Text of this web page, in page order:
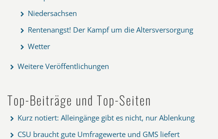
Niedersachsen
Rentenangst! Der Kampf um die Altersversorgung
Wetter
Weitere Veröffentlichungen
Top-Beiträge und Top-Seiten
Kurz notiert: Alleingänge gibt es nicht, nur Ablenkung
CSU braucht gute Umfragewerte und GMS liefert